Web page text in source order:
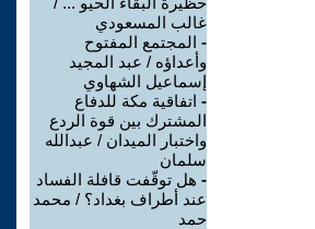
غالب المسعودي
- المجتمع المفتوح
وأعداؤه / عبد المجيد
إسماعيل الشهاوي
- اتفاقية مكة للدفاع
المشترك بين قوة الردع
واختبار الميدان / عبدالله
سلمان
- هل توقّفت قافلة الفساد
عند أطراف بغداد؟ / محمد
حمد